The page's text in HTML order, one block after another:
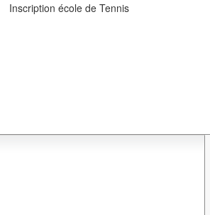
Inscription école de Tennis